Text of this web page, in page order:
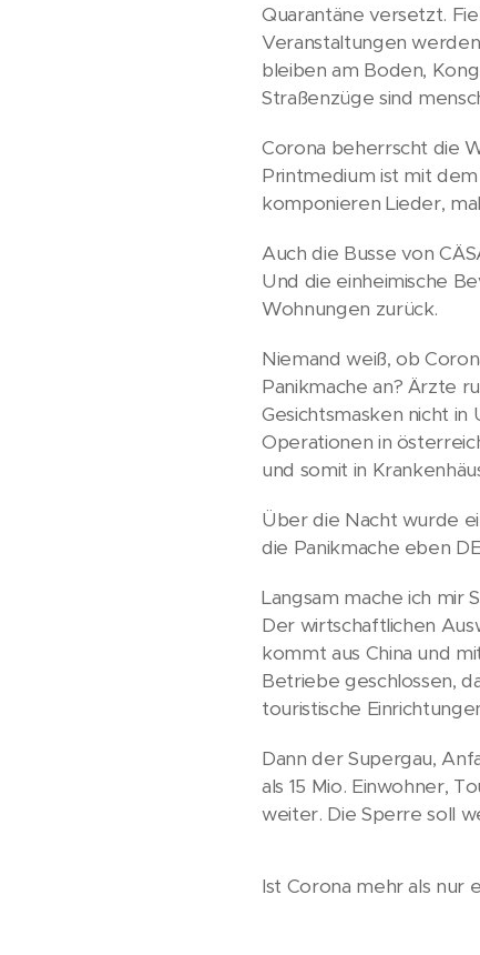
Quarantäne versetzt.
Veranstaltungen
bleiben am Boden,
Straßenzüge sind
Corona beherrscht die
Printmedium ist mit
komponieren Lieder,
Auch die Busse von
Und die einheimische
Wohnungen zurück.
Niemand weiß, ob
Panikmache an? Ärzte
Gesichtsmasken nicht
Operationen in
und somit in
Über die Nacht wurde
die Panikmache eben
Langsam mache ich mir
Der wirtschaftlichen
kommt aus China und
Betriebe geschlossen,
touristische
Dann der Supergau,
als 15 Mio. Einwohner,
weiter. Die Sperre soll
Ist Corona mehr als nur